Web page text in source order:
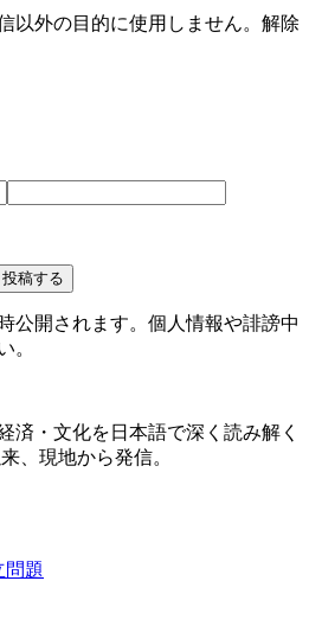
以外の目的に使用しません。解除
投稿する
公開されます。個人情報や誹謗中
。
済・文化を日本語で深く読み解く
、現地から発信。
問題